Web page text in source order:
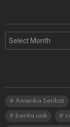
Amerika Serikat
berita unik